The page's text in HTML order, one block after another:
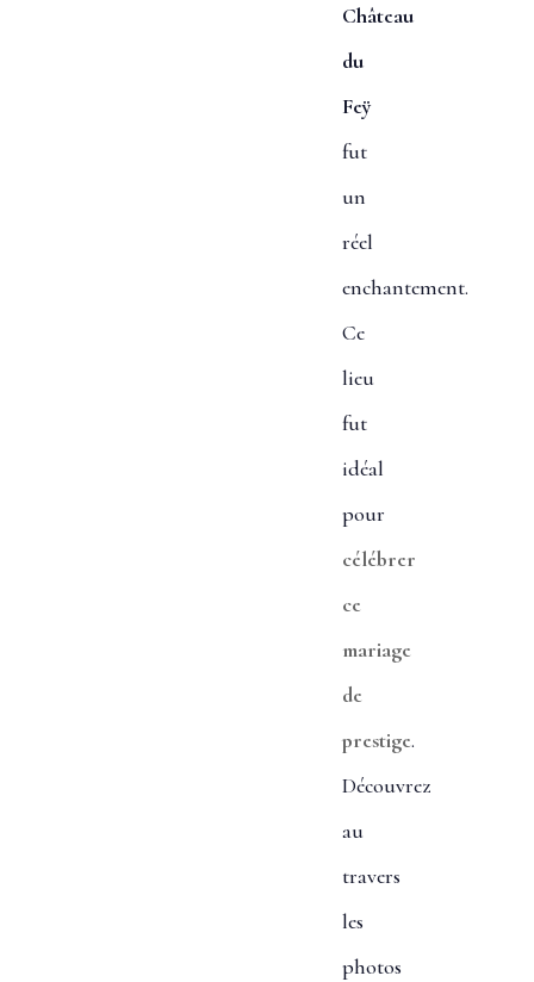
Château
du
Feÿ
fut
un
réel
enchantement.
Ce
lieu
fut
idéal
pour
célébrer
ce
mariage
de
prestige.
Découvrez
au
travers
les
photos